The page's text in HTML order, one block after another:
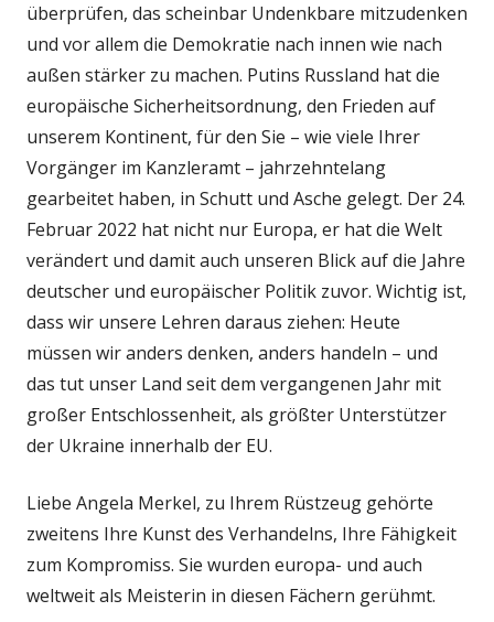
überprüfen, das scheinbar Undenkbare mitzudenken
und vor allem die Demokratie nach innen wie nach
außen stärker zu machen. Putins Russland hat die
europäische Sicherheitsordnung, den Frieden auf
unserem Kontinent, für den Sie – wie viele Ihrer
Vorgänger im Kanzleramt – jahrzehntelang
gearbeitet haben, in Schutt und Asche gelegt. Der 24.
Februar 2022 hat nicht nur Europa, er hat die Welt
verändert und damit auch unseren Blick auf die Jahre
deutscher und europäischer Politik zuvor. Wichtig ist,
dass wir unsere Lehren daraus ziehen: Heute
müssen wir anders denken, anders handeln – und
das tut unser Land seit dem vergangenen Jahr mit
großer Entschlossenheit, als größter Unterstützer
der Ukraine innerhalb der EU.
Liebe Angela Merkel, zu Ihrem Rüstzeug gehörte
zweitens Ihre Kunst des Verhandelns, Ihre Fähigkeit
zum Kompromiss. Sie wurden europa- und auch
weltweit als Meisterin in diesen Fächern gerühmt.